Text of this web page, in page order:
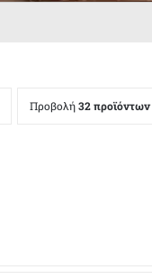
Προβολή32 προϊόντων